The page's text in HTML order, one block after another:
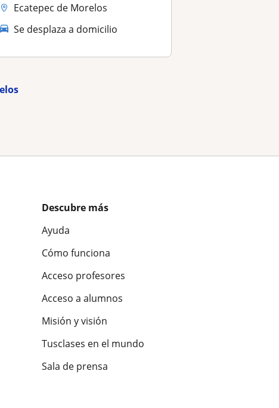
Ecatepec de Morelos
Se desplaza a domicilio
Descubre más
Ayuda
Cómo funciona
Acceso profesores
Acceso a alumnos
Misión y visión
Tusclases en el mundo
Sala de prensa